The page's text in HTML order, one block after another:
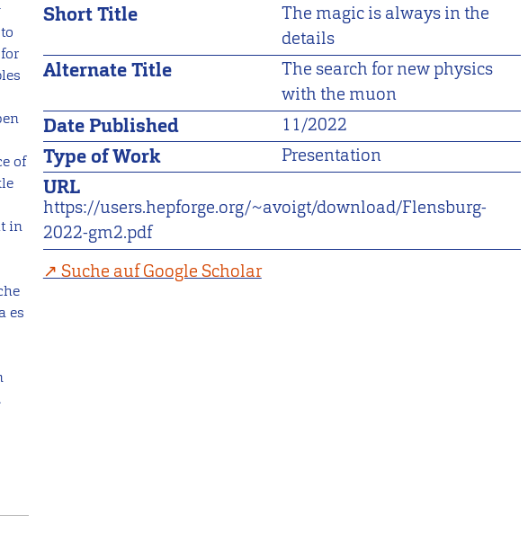
page
instead.
of
in
es
Short Title
The magic is always in the
details
Alternate Title
The search for new physics
with the muon
Date Published 11/2022
Type of Work Presentation
URL
https://users.hepforge.org/~avoigt/download/Flensburg-
2022-gm2.pdf
Suche auf Google Scholar